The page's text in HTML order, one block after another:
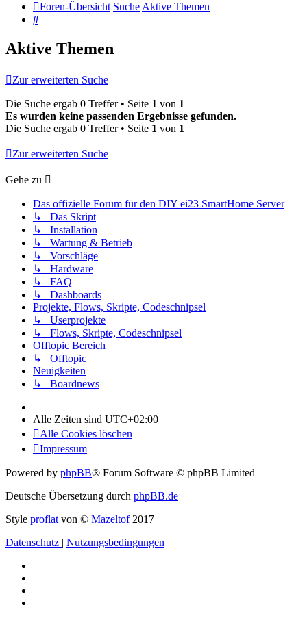
Foren-Übersicht SucheAktive Themen
Suche
Aktive Themen
Zur erweiterten Suche
Die Suche ergab 0 Treffer • Seite 1 von 1
Es wurden keine passenden Ergebnisse gefunden.
Die Suche ergab 0 Treffer • Seite 1 von 1
Zur erweiterten Suche
Gehe zu
Das offizielle Forum für den DIY ei23 SmartHome Server
↳ Das Skript
↳ Installation
↳ Wartung & Betrieb
↳ Vorschläge
↳ Hardware
↳ FAQ
↳ Dashboards
Projekte, Flows, Skripte, Codeschnipsel
↳ Userprojekte
↳ Flows, Skripte, Codeschnipsel
Offtopic Bereich
↳ Offtopic
Neuigkeiten
↳ Boardnews
Alle Zeiten sind UTC+02:00
Alle Cookies löschen
Impressum
Powered by phpBB® Forum Software © phpBB Limited
Deutsche Übersetzung durch phpBB.de
Style proflat von © Mazeltof2017
Datenschutz | Nutzungsbedingungen